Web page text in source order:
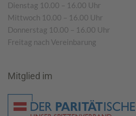
Dienstag 10.00 – 16.00 Uhr
Mittwoch 10.00 – 16.00 Uhr
Donnerstag 10.00 – 16.00 Uhr
Freitag nach Vereinbarung
Mitglied im